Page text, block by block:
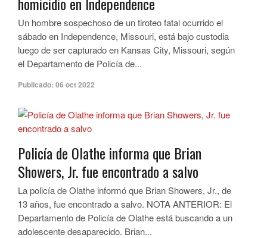
Un hombre sospechoso de un tiroteo fatal ocurrido el
sábado en Independence, Missouri, está bajo custodia
luego de ser capturado en Kansas City, Missouri, según
el Departamento de Policía de...
Publicado: 06 oct 2022
Policía de Olathe informa que Brian
Showers, Jr. fue encontrado a salvo
La policía de Olathe informó que Brian Showers, Jr., de
13 años, fue encontrado a salvo. NOTA ANTERIOR: El
Departamento de Policía de Olathe está buscando a un
adolescente desaparecido. Brian...